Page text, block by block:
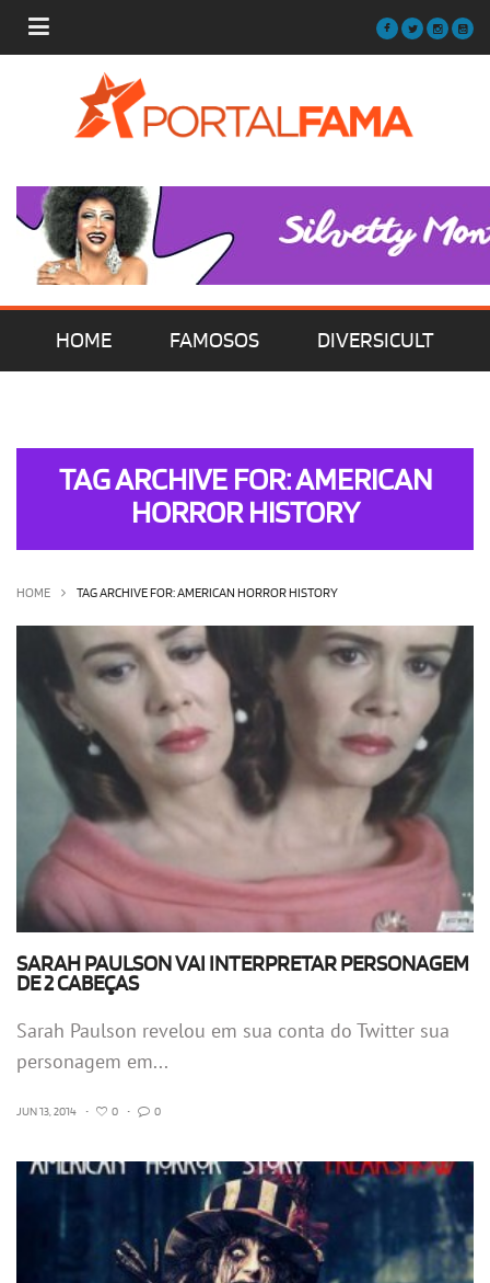
HOME FAMOSOS DIVERSICULT
OLHA ISSO! EU QUERO!
TAG ARCHIVE FOR: AMERICAN
HORROR HISTORY
HOME TAG ARCHIVE FOR: AMERICAN HORROR HISTORY
SARAH PAULSON VAI INTERPRETAR PERSONAGEM
DE 2 CABEÇAS
Sarah Paulson revelou em sua conta do Twitter sua
personagem em...
JUN 13, 2014 • 0 • 0